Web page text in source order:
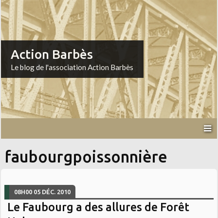
Action Barbès
Le blog de l'association Action Barbès
faubourgpoissonnière
08H00 05 DÉC. 2010
Le Faubourg a des allures de Forêt